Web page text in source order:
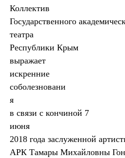
Коллектив
Государственного
театра
Республики Крым
выражает
искренние
соболезновани
я
в связи с кончиной 7
июня
2018 года заслуженной
АРК Тамары Михайловны